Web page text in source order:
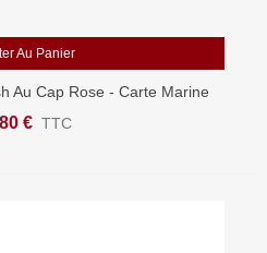
Au Panier
Au Cap Rose - Carte Marine
Papier
€ TTC